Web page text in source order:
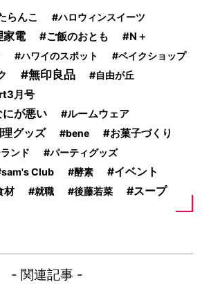
らんこ ハロウィンスイーツ
家電 ご飯のおとも N＋
ハワイのスポット ベイクショップ
無印良品
自由が丘
月号
が悪い ルームウェア
グッズ bene お菓子づくり
ンド
パーティグッズ
sam's Club 酵素 イベント
材 就職 後藤若菜 スープ
- 関連記事 -